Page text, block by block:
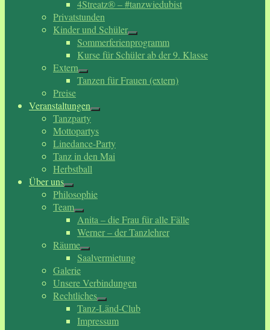
4Streatz® – #tanzwiedubist
Privatstunden
Kinder und Schüler
Sommerferienprogramm
Kurse für Schüler ab der 9. Klasse
Extern
Tanzen für Frauen (extern)
Preise
Veranstaltungen
Tanzparty
Mottopartys
Linedance-Party
Tanz in den Mai
Herbstball
Über uns
Philosophie
Team
Anita – die Frau für alle Fälle
Werner – der Tanzlehrer
Räume
Saalvermietung
Galerie
Unsere Verbindungen
Rechtliches
Tanz-Länd-Club
Impressum